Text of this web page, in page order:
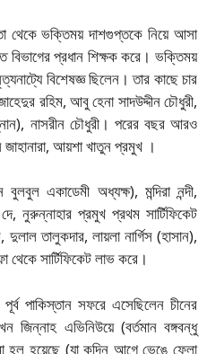
থেকে ভক্তিময় দাশগুপ্তকে নিয়ে আসা
বিভাগের প্রধান শিক্ষক করে। ভক্তিময়
বিশেষজ্ঞ ছিলেন। তার কাছে চার
রহিম, আবু হেনা সাদউদ্দীন চৌধুরী,
নাসরীন চৌধুরী। পরের বছর আরও
জাহানারা, আয়শা খাতুন প্রমুখ ।
একাডেমী অধ্যক্ষ), মন্দিরা নন্দী,
নুরুন্নাহার প্রমুখ প্রথম সার্টিফিকেট
তালুকদার, লায়লা নার্গিস (হাসান),
থেকে সার্টিফিকেট লাভ করে।
পাকিস্তান সফরে এসেছিলেন চীনের
জিন্নাহ এভিনিউয়ে (বর্তমান বঙ্গবন্ধু
হল হয়েছে (যা কদিন আগে ভেঙে ফেলা